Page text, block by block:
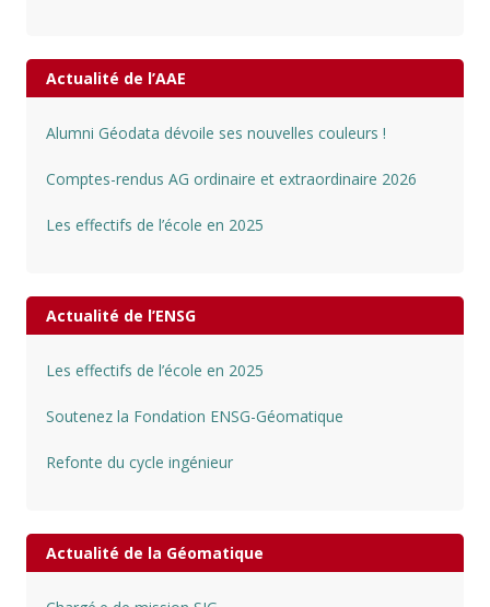
Actualité de l’AAE
Alumni Géodata dévoile ses nouvelles couleurs !
Comptes-rendus AG ordinaire et extraordinaire 2026
Les effectifs de l’école en 2025
Actualité de l’ENSG
Les effectifs de l’école en 2025
Soutenez la Fondation ENSG-Géomatique
Refonte du cycle ingénieur
Actualité de la Géomatique